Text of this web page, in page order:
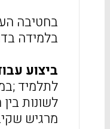
בחטיבה
בלמידה
ביצוע
לתלמיד
לשונות
מרגיש